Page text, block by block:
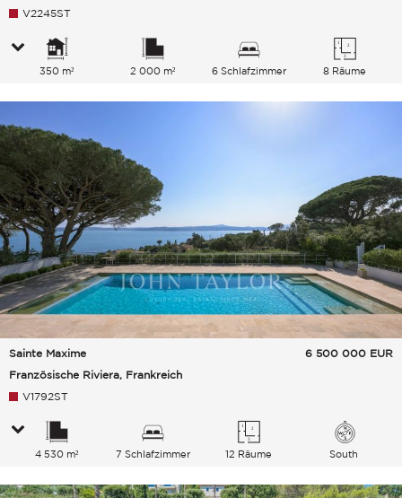
V2245ST
350 m² 2 000 m² 6 Schlafzimmer 8 Räume
Sainte Maxime
Französische Riviera, Frankreich
6 500 000 EUR
V1792ST
4 530 m² 7 Schlafzimmer 12 Räume South